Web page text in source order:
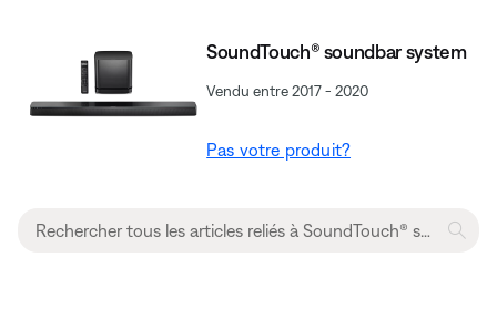
SoundTouch® soundbar system
Vendu entre 2017 - 2020
Pas votre produit?